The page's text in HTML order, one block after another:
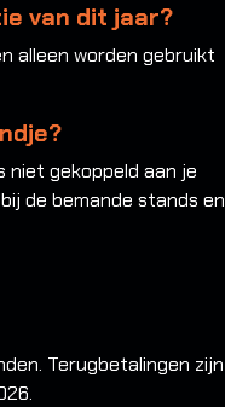
van dit jaar?
alleen worden gebruikt
niet gekoppeld aan je
de bemande stands en
Terugbetalingen zijn